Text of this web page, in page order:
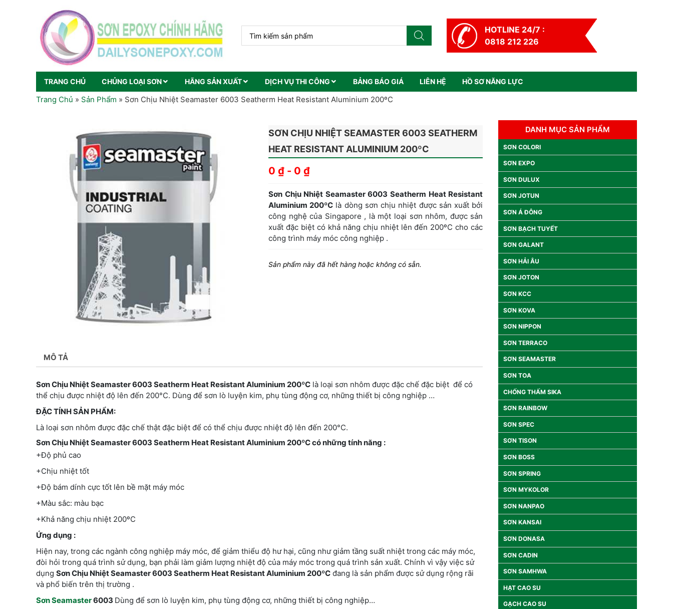
HOTLINE 24/7 :
0818 212 226
TRANG CHỦ CHỦNG LOẠI SƠN HÃNG SẢN XUẤT DỊCH VỤ THI CÔNG BẢNG BÁO GIÁ LIÊN HỆ HỒ SƠ NĂNG LỰC
Trang Chủ » Sản Phẩm » Sơn Chịu Nhiệt Seamaster 6003 Seatherm Heat Resistant Aluminium 200ºC
SƠN CHỊU NHIỆT SEAMASTER 6003 SEATHERM
HEAT RESISTANT ALUMINIUM 200ºC
0 ₫ - 0 ₫
Sơn Chịu Nhiệt Seamaster 6003 Seatherm Heat Resistant
Aluminium 200ºC là dòng sơn chịu nhiệt được sản xuất bởi
công nghệ của Singapore , là một loại sơn nhôm, được sản
xuất đặc biệt có khả năng chịu nhiệt lên đến 200ºC cho các
công trình máy móc công nghiệp .
Sản phẩm này đã hết hàng hoặc không có sẵn.
MÔ TẢ
Sơn Chịu Nhiệt Seamaster 6003 Seatherm Heat Resistant Aluminium 200ºC là loại sơn nhôm được đặc chế đặc biệt để có
thể chịu được nhiệt độ lên đến 200°C. Dùng để sơn lò luyện kim, phụ tùng động cơ, những thiết bị công nghiệp …
ĐẶC TÍNH SẢN PHẨM:
Là loại sơn nhôm được đặc chế thật đặc biệt để có thể chịu được nhiệt độ lên đến 200°C.
Sơn Chịu Nhiệt Seamaster 6003 Seatherm Heat Resistant Aluminium 200ºC có những tính năng :
+Độ phủ cao
+Chịu nhiệt tốt
+Độ bám dính cực tốt lên bề mặt máy móc
+Màu sắc: màu bạc
+Khả năng chịu nhiệt 200ºC
Ứng dụng :
Hiện nay, trong các ngành công nghiệp máy móc, để giảm thiểu độ hư hại, cũng như giảm tầng suất nhiệt trong các máy móc,
đòi hỏi trong quá trình sử dụng, bạn phải làm giảm lượng nhiệt độ của máy móc trong quá trình sản xuất. Chính vì vậy việc sử
dụng Sơn Chịu Nhiệt Seamaster 6003 Seatherm Heat Resistant Aluminium 200ºC đang là sản phẩm được sử dụng rộng rãi
và phổ biến trên thị trường .
Sơn Seamaster6003 Dùng để sơn lò luyện kim, phụ tùng động cơ, những thiết bị công nghiệp…
DANH MỤC SẢN PHẨM
SƠN COLORI
SƠN EXPO
SƠN DULUX
SƠN JOTUN
SƠN Á ĐÔNG
SƠN BẠCH TUYẾT
SƠN GALANT
SƠN HẢI ÂU
SƠN JOTON
SƠN KCC
SƠN KOVA
SƠN NIPPON
SƠN TERRACO
SƠN SEAMASTER
SƠN TOA
CHỐNG THẤM SIKA
SƠN RAINBOW
SƠN SPEC
SƠN TISON
SƠN BOSS
SƠN SPRING
SƠN MYKOLOR
SƠN NANPAO
SƠN KANSAI
SƠN DONASA
SƠN CADIN
SƠN SAMHWA
HẠT CAO SU
GẠCH CAO SU